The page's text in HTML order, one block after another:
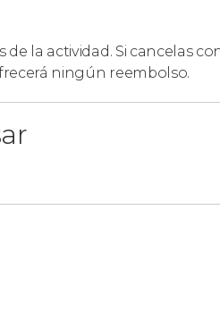
de la actividad. Si cancelas
ningún reembolso.